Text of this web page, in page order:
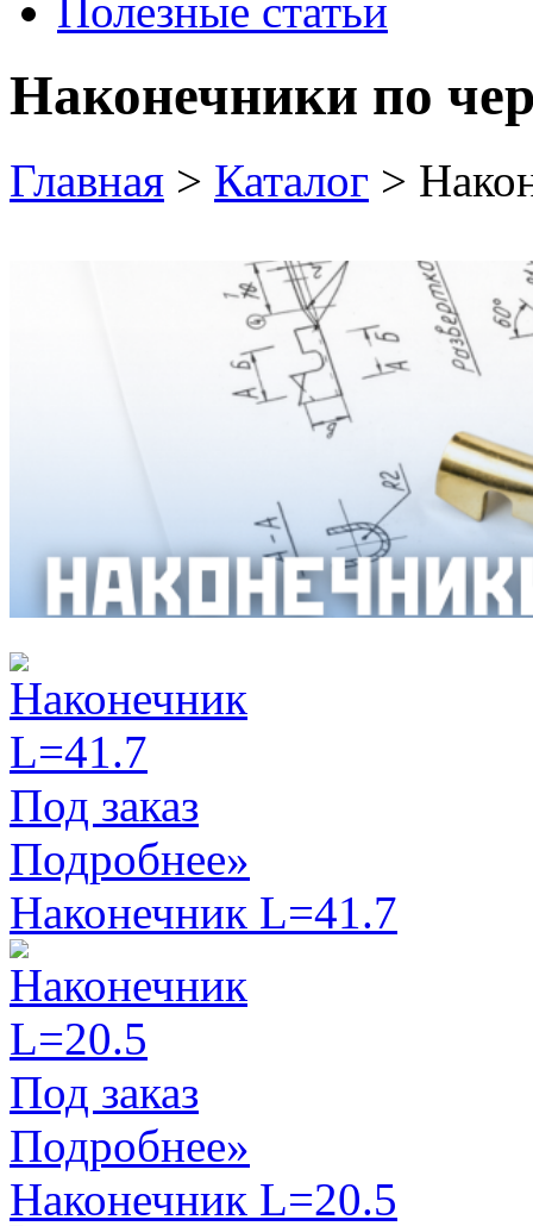
Полезные статьи
Наконечники по
Главная > Каталог >
Под заказ
Подробнее»
Наконечник L=41.7
Под заказ
Подробнее»
Наконечник L=20.5